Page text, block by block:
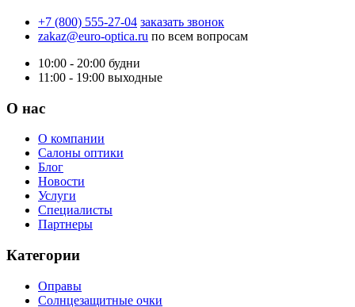
+7 (800) 555-27-04 заказать звонок
zakaz@euro-optica.ru по всем вопросам
10:00 - 20:00 будни
11:00 - 19:00 выходные
О нас
О компании
Салоны оптики
Блог
Новости
Услуги
Специалисты
Партнеры
Категории
Оправы
Солнцезащитные очки